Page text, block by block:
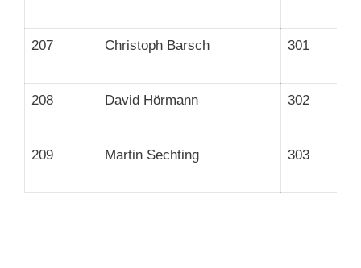
207 Christoph Barsch 301
208 David Hörmann 302
209 Martin Sechting 303